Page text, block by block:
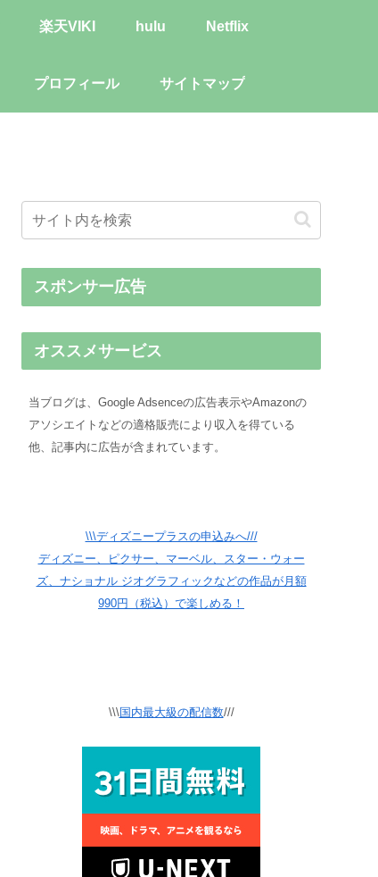
楽天VIKI hulu Netflix
プロフィール サイトマップ
スポンサー広告
オススメサービス
当ブログは、Google Adsenceの広告表示やAmazonの
アソシエイトなどの適格販売により収入を得ている
他、記事内に広告が含まれています。
\\\ディズニープラスの申込みへ///
ディズニー、ピクサー、マーベル、スター・ウォー
ズ、ナショナル ジオグラフィックなどの作品が月額
990円（税込）で楽しめる！
\\\国内最大級の配信数///